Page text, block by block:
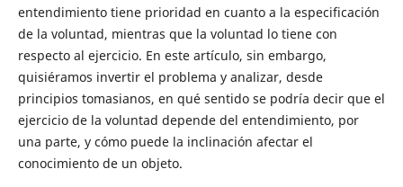
entendimiento tiene prioridad en cuanto a la especificación
de la voluntad, mientras que la voluntad lo tiene con
respecto al ejercicio. En este artículo, sin embargo,
quisiéramos invertir el problema y analizar, desde
principios tomasianos, en qué sentido se podría decir que el
ejercicio de la voluntad depende del entendimiento, por
una parte, y cómo puede la inclinación afectar el
conocimiento de un objeto.